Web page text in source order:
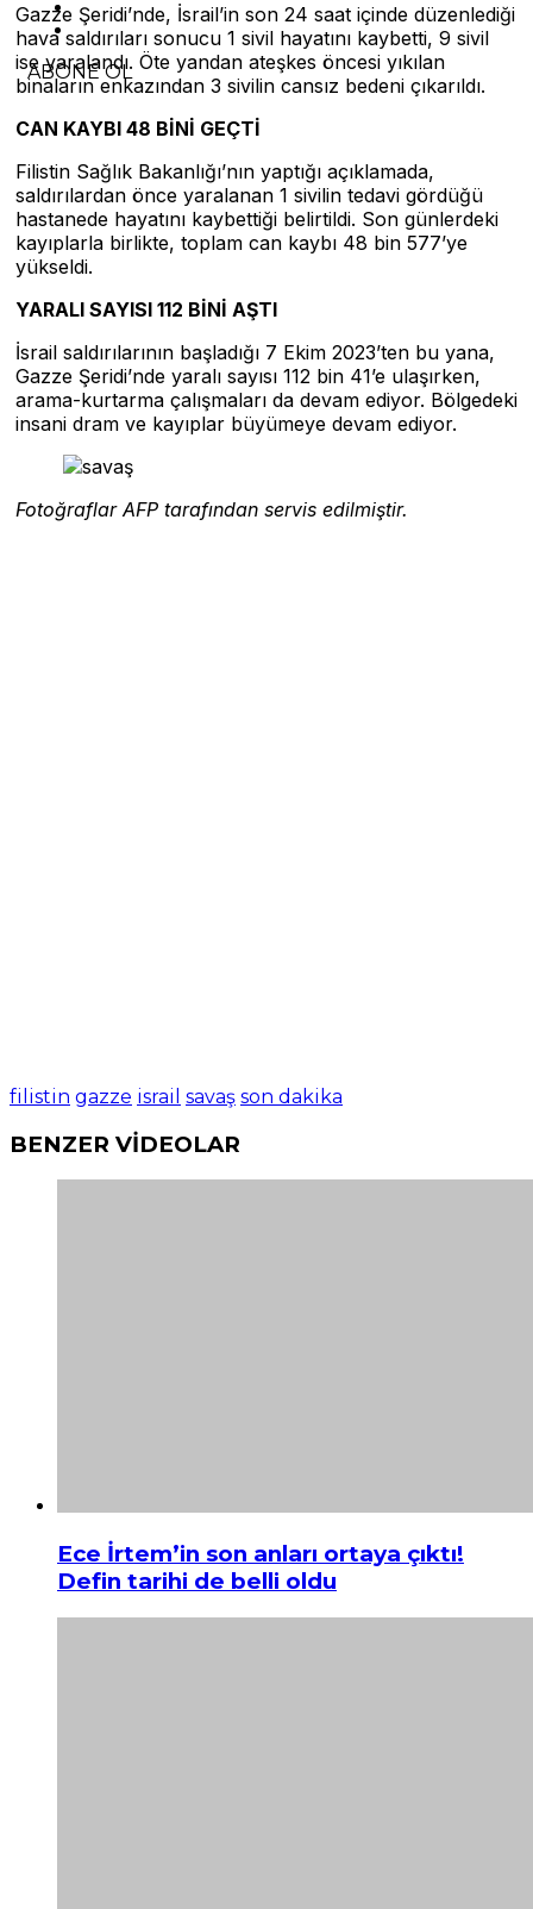
ABONE OL
Gazze Şeridi’nde, İsrail’in son 24 saat içinde düzenlediği
hava saldırıları sonucu 1 sivil hayatını kaybetti, 9 sivil
ise yaralandı. Öte yandan ateşkes öncesi yıkılan
binaların enkazından 3 sivilin cansız bedeni çıkarıldı.
CAN KAYBI 48 BİNİ GEÇTİ
Filistin Sağlık Bakanlığı’nın yaptığı açıklamada,
saldırılardan önce yaralanan 1 sivilin tedavi gördüğü
hastanede hayatını kaybettiği belirtildi. Son günlerdeki
kayıplarla birlikte, toplam can kaybı 48 bin 577’ye
yükseldi.
YARALI SAYISI 112 BİNİ AŞTI
İsrail saldırılarının başladığı 7 Ekim 2023’ten bu yana,
Gazze Şeridi’nde yaralı sayısı 112 bin 41’e ulaşırken,
arama-kurtarma çalışmaları da devam ediyor. Bölgedeki
insani dram ve kayıplar büyümeye devam ediyor.
Fotoğraflar AFP tarafından servis edilmiştir.
filistin gazze israil savaş son dakika
BENZER VİDEOLAR
Ece İrtem’in son anları ortaya çıktı!
Defin tarihi de belli oldu